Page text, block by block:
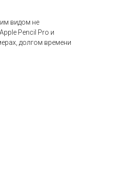
видом не
Pencil Pro и
долгом времени